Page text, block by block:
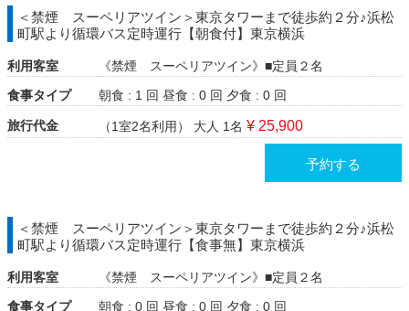
＜禁煙 スーペリアツイン＞東京タワーまで徒歩約２分♪浜松
町駅より循環バス定時運行【朝食付】東京横浜
利用客室
《禁煙 スーペリアツイン》■定員２名
食事タイプ
朝食 : 1 回 昼食 : 0 回 夕食 : 0 回
旅行代金 （1室2名利用） 大人 1名 ¥ 25,900
予約する
＜禁煙 スーペリアツイン＞東京タワーまで徒歩約２分♪浜松
町駅より循環バス定時運行【食事無】東京横浜
利用客室
《禁煙 スーペリアツイン》■定員２名
食事タイプ
朝食 : 0 回 昼食 : 0 回 夕食 : 0 回